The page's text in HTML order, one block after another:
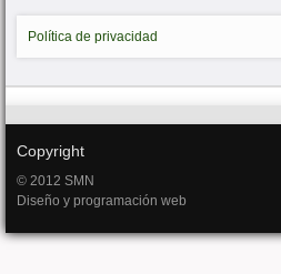
Política de privacidad
Copyright
© 2012 SMN
Diseño y programación web